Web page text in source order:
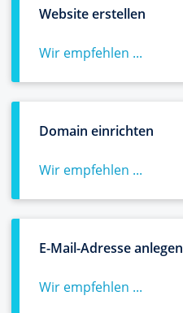
Website erstellen
Wir empfehlen ...
Domain einrichten
Wir empfehlen ...
E-Mail-Adresse anlegen
Wir empfehlen ...